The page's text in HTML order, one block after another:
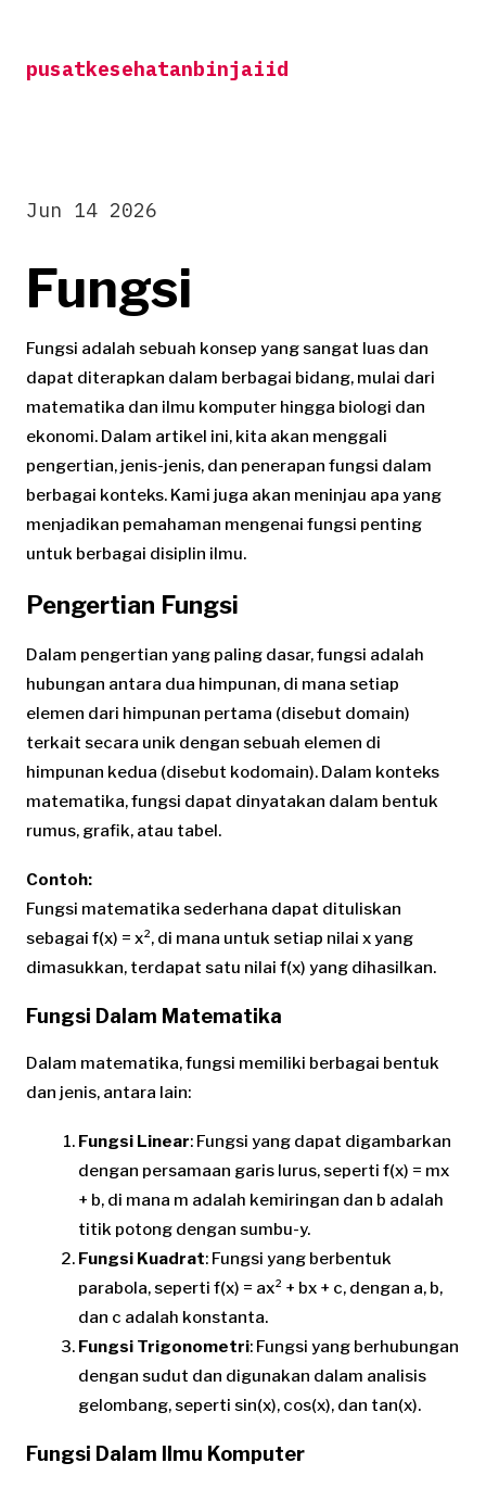
contentpusatkesehatanbinjaiid
Fungsi
Jun 14 2026
Fungsi adalah sebuah konsep yang sangat luas dan
dapat diterapkan dalam berbagai bidang, mulai dari
matematika dan ilmu komputer hingga biologi dan
ekonomi. Dalam artikel ini, kita akan menggali
pengertian, jenis-jenis, dan penerapan fungsi dalam
berbagai konteks. Kami juga akan meninjau apa yang
menjadikan pemahaman mengenai fungsi penting
untuk berbagai disiplin ilmu.
Pengertian Fungsi
Dalam pengertian yang paling dasar, fungsi adalah
hubungan antara dua himpunan, di mana setiap
elemen dari himpunan pertama (disebut domain)
terkait secara unik dengan sebuah elemen di
himpunan kedua (disebut kodomain). Dalam konteks
matematika, fungsi dapat dinyatakan dalam bentuk
rumus, grafik, atau tabel.
Contoh:
Fungsi matematika sederhana dapat dituliskan
sebagai f(x) = x², di mana untuk setiap nilai x yang
dimasukkan, terdapat satu nilai f(x) yang dihasilkan.
Fungsi Dalam Matematika
Dalam matematika, fungsi memiliki berbagai bentuk
dan jenis, antara lain:
Fungsi Linear: Fungsi yang dapat digambarkan
dengan persamaan garis lurus, seperti f(x) = mx
+ b, di mana m adalah kemiringan dan b adalah
titik potong dengan sumbu-y.
Fungsi Kuadrat: Fungsi yang berbentuk
parabola, seperti f(x) = ax² + bx + c, dengan a, b,
dan c adalah konstanta.
Fungsi Trigonometri: Fungsi yang berhubungan
dengan sudut dan digunakan dalam analisis
gelombang, seperti sin(x), cos(x), dan tan(x).
Fungsi Dalam Ilmu Komputer